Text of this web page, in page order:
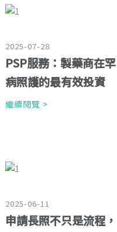
2025-07-28
PSP服務：製藥商在罕
病照護的最有效投資
繼續閱覽 >
2025-06-11
申請長照不只是流程，